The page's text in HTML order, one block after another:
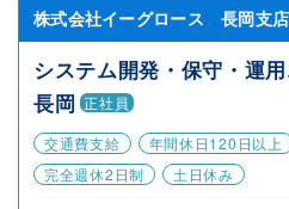
株式会社イーグロース 長岡支
システム開発・保守・運
長岡 正社員
交通費支給
年間休日120日以上
完全週休2日制
土日休み